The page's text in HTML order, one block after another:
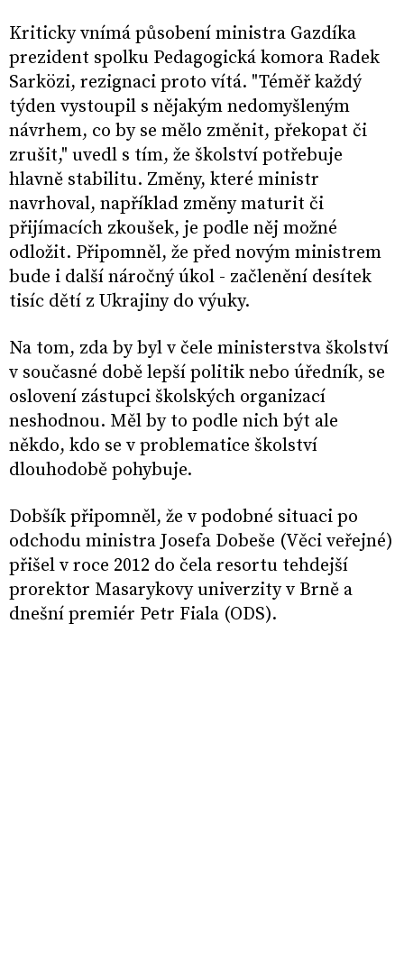
Kriticky vnímá působení ministra Gazdíka
prezident spolku Pedagogická komora Radek
Sarközi, rezignaci proto vítá. "Téměř každý
týden vystoupil s nějakým nedomyšleným
návrhem, co by se mělo změnit, překopat či
zrušit," uvedl s tím, že školství potřebuje
hlavně stabilitu. Změny, které ministr
navrhoval, například změny maturit či
přijímacích zkoušek, je podle něj možné
odložit. Připomněl, že před novým ministrem
bude i další náročný úkol - začlenění desítek
tisíc dětí z Ukrajiny do výuky.
Na tom, zda by byl v čele ministerstva školství
v současné době lepší politik nebo úředník, se
oslovení zástupci školských organizací
neshodnou. Měl by to podle nich být ale
někdo, kdo se v problematice školství
dlouhodobě pohybuje.
Dobšík připomněl, že v podobné situaci po
odchodu ministra Josefa Dobeše (Věci veřejné)
přišel v roce 2012 do čela resortu tehdejší
prorektor Masarykovy univerzity v Brně a
dnešní premiér Petr Fiala (ODS).